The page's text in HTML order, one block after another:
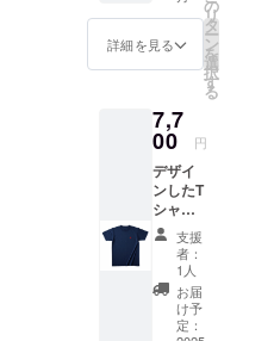
は配送
が1ヶ月
遅くな
りま
詳細を見る
の
リ
タ
ー
ン
を
選
択
す
る
7,7
00 円
デザイ
ンしたT
シャツ
を提供
しま
す。 ・
サイズ
展開：
S, M,
支援
者：
1人
お届
け予
定：